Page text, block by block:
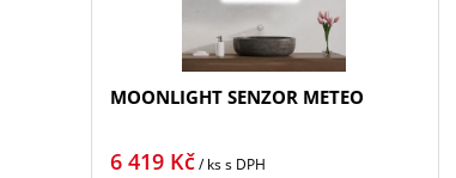
MOONLIGHT SENZOR METEO
6 419Kč/ kss DPH